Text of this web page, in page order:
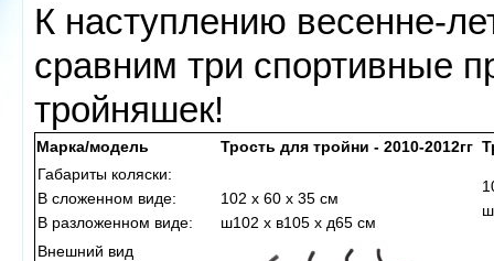
К наступлению весенне-
сравним три спортивные
тройняшек!
Марка/модель Трость для тройни - 2010-2012гг
Габариты коляски:
В сложенном виде:
В разложенном виде:
102 х 60 х 35 см
ш102 x в105 x д65 см
Внешний вид